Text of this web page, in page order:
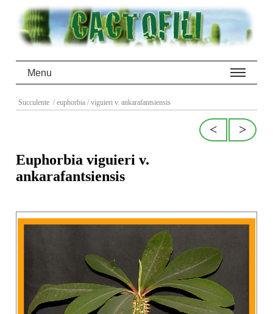
Menu
Succulente / euphorbia / viguieri v. ankarafantsiensis
>
<
Euphorbia viguieri v.
ankarafantsiensis